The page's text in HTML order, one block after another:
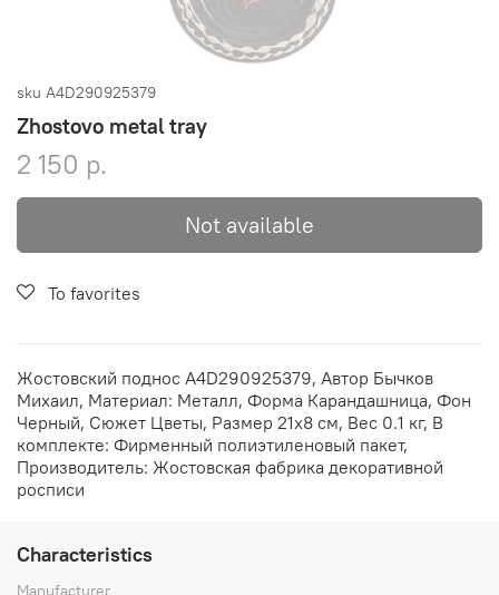
sku A4D290925379
Zhostovo metal tray
2 150 р.
Not available
To favorites
Жостовский поднос A4D290925379, Автор Бычков
Михаил, Материал: Металл, Форма Карандашница, Фон
Черный, Сюжет Цветы, Размер 21х8 см, Вес 0.1 кг, В
комплекте: Фирменный полиэтиленовый пакет,
Производитель: Жостовская фабрика декоративной
росписи
Characteristics
Manufacturer